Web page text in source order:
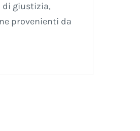
di giustizia,
provenienti da